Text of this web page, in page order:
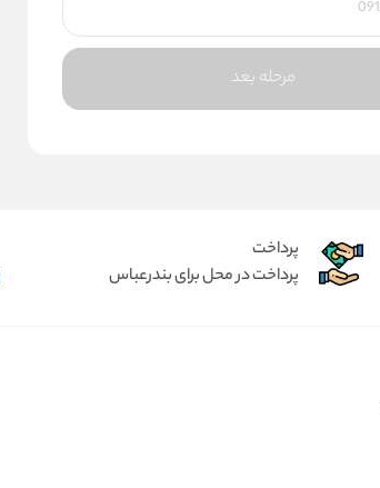
مرحله بعد
پرداخت
پرداخت در محل برای بندرعباس